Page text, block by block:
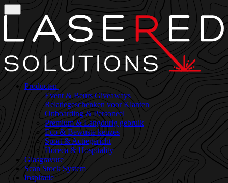
Producten
Event & Beurs Giveaways
Relatiegeschenken voor Klanten
Onboarding & Personeel
Premium & Langdurig gebruik
Eco & Bewuste keuzes
Sport & Actiegericht
Horeca & Hospitality
Glasgravure
Scan Stock System
Inspiratie